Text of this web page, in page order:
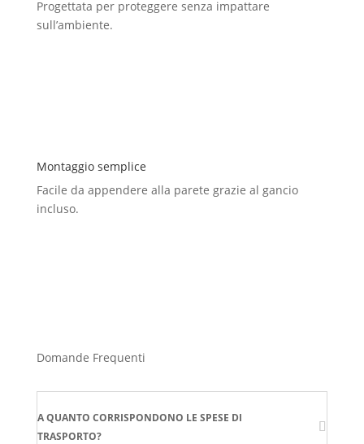
Progettata per proteggere senza impattare
sull’ambiente.
Montaggio semplice
Facile da appendere alla parete grazie al gancio
incluso.
Domande Frequenti
A QUANTO CORRISPONDONO LE SPESE DI
TRASPORTO?